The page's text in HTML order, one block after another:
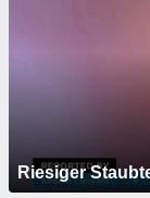
Riesiger